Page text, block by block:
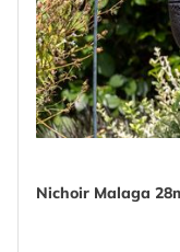
Poids
Bénéfique
pour
Espèces
Couleur
Lire La Suite
Nichoir Malaga